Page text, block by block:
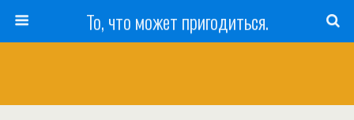
То, что может пригодиться.